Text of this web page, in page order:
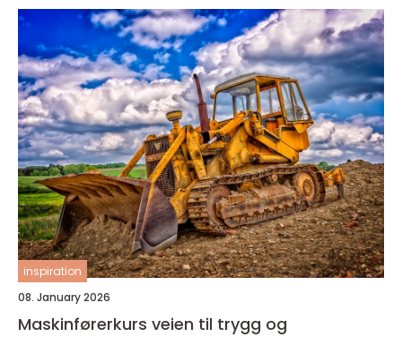
inspiration
08. January 2026
Maskinførerkurs veien til trygg og